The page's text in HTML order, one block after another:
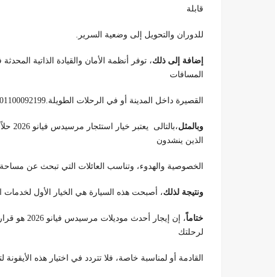
قابلة
للدوران والتحويل إلى وضعية السرير.
إضافة إلى ذلك
المسافات
القصيرة داخل المدينة أو في الرحلات الطويلة.01100092199
وبالمثل،بالتالى يعتبر خيار استئجار مرسيدس فيانو 2026 حلاً مثالية لمختلف الفئات؛
الذين ينشدون
الخصوصية والهدوء، وتناسب العائلات التي تبحث عن
ونتيجة لذلك، أصبحت هذه السيارة هي الخيار الأول لخدمات
ختاماً، إن إيجار أحدث موديلات مرسيدس فيانو 2026 هو قرار يضمن لك الراحة والوجاهة في آن واحد.
لرحلتك
القادمة أو لمناسبة خاصة، فلا تتردد في اختيار هذه